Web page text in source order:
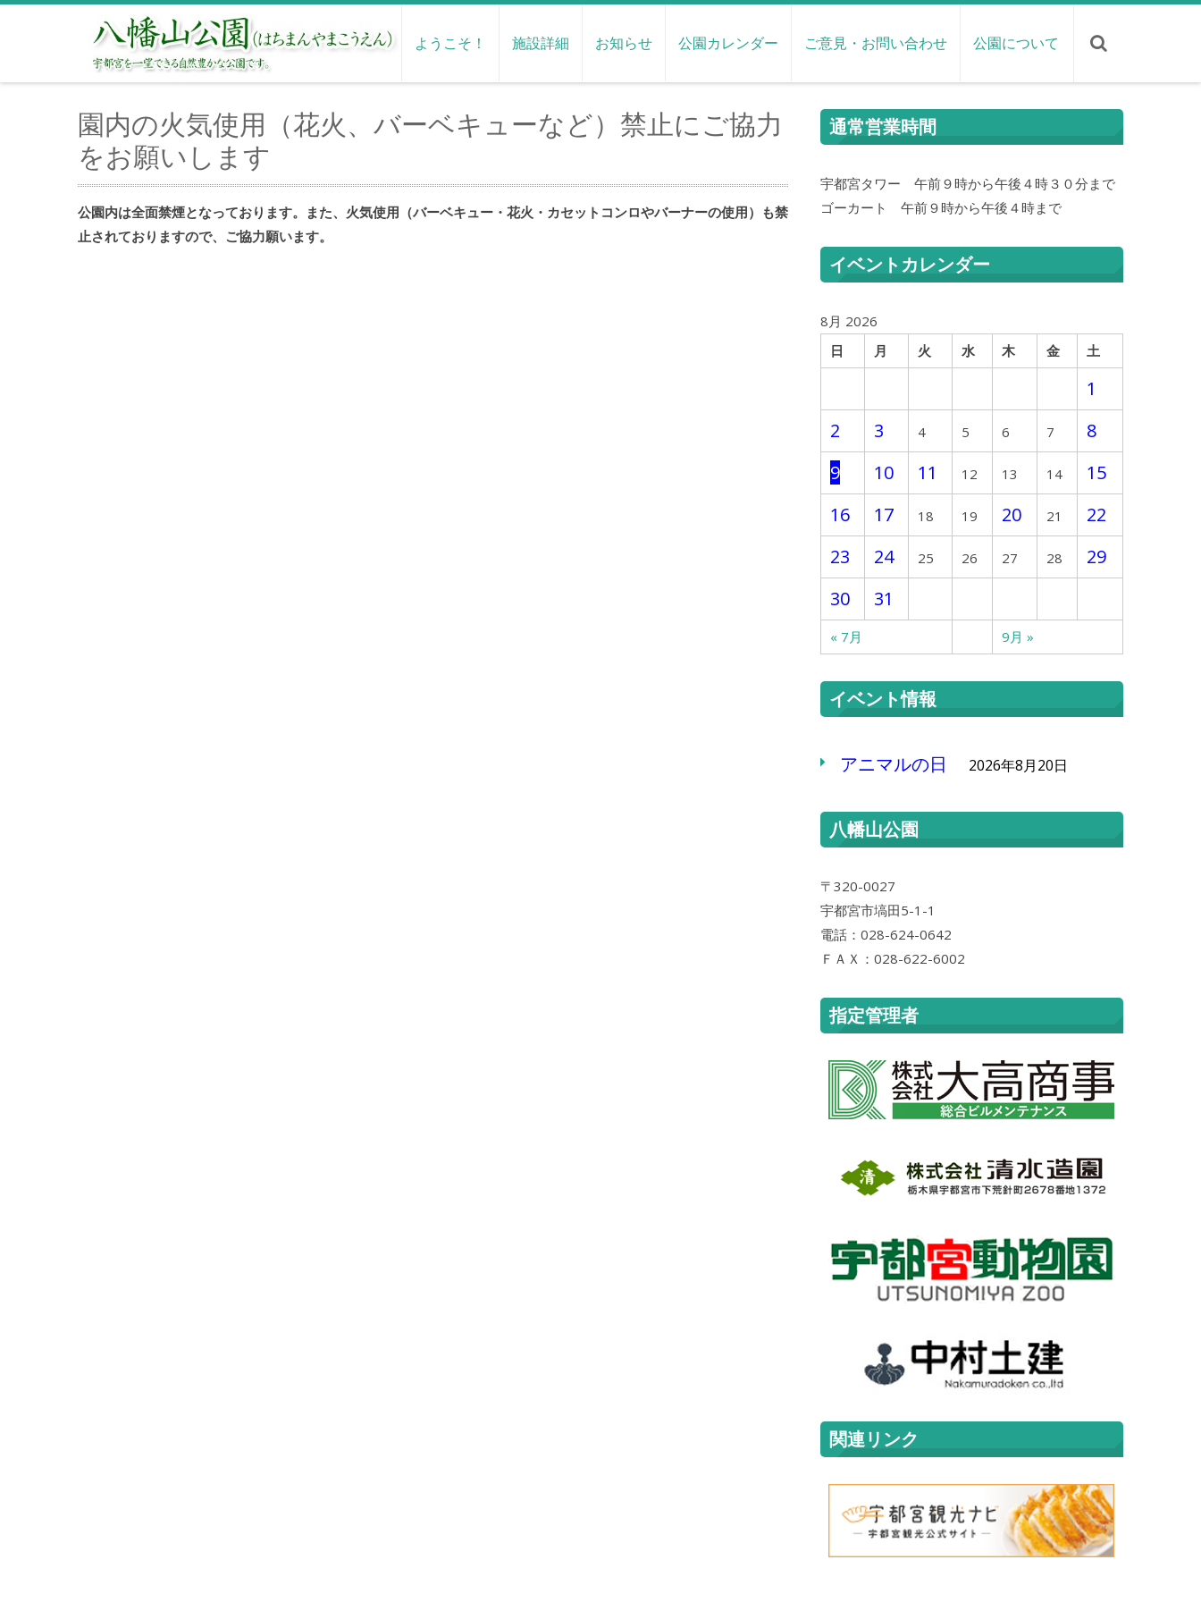
ようこそ！ 施設詳細 お知らせ 公園カレンダー ご意見・お問い合わせ 公園について
園内の火気使用（花火、バーベキューなど）禁止にご協力
をお願いします
公園内は全面禁煙となっております。また、火気使用（バーベキュー・花火・カセットコンロやバーナーの使用）も禁
止されておりますので、ご協力願います。
通常営業時間
宇都宮タワー 午前９時から午後４時３０分まで
ゴーカート 午前９時から午後４時まで
イベントカレンダー
8月 2026
日
月 火 水 木 金 土
1
2
3 4 5 6 7
8
9
10 11 12 13 14
15
16
17 18 19 20 21
22
23
24 25 26 27 28
29
30
31
« 7月 9月 »
イベント情報
アニマルの日 2026年8月20日
八幡山公園
〒320-0027
宇都宮市塙田5-1-1
電話：028-624-0642
ＦＡＸ：028-622-6002
指定管理者
関連リンク